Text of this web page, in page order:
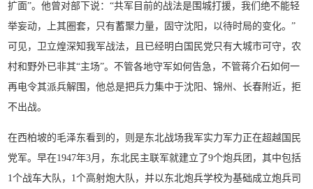
扩面”。他曾对部下说：“共军目前的战法是围城打援，我们绝不能轻
举妄动，上其圈套，只有蓄聚力量，固守沈阳，以待时局的变化。”
可见，卫立煌深知我军战法，且已经明白国民党只有大城市可守，农
村和野外已非其“主场”。不管各地守军如何告急，不管蒋介石如何一
再电令其派兵解围，他总是把兵力集中于沈阳、锦州、长春附近，拒
不出战。
在西柏坡的毛泽东看到的，则是东北战场我军实力军力正在超越国民
党军。早在1947年3月，东北民主联军就建立了9个炮兵团，其中包括
1个战车大队，1个高射炮大队，并以东北炮兵学校为基础成立炮兵司